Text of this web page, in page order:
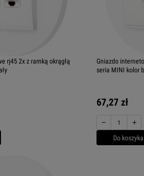
rj45 2x z ramką okrągłą
Gniazdo
seria MINI kolor
67,27 zł
− +
Do koszyka